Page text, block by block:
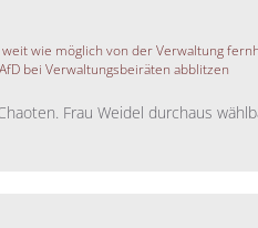
weit wie möglich von der Verwaltung
bei Verwaltungsbeiräten abblitzen
Frau Weidel durchaus